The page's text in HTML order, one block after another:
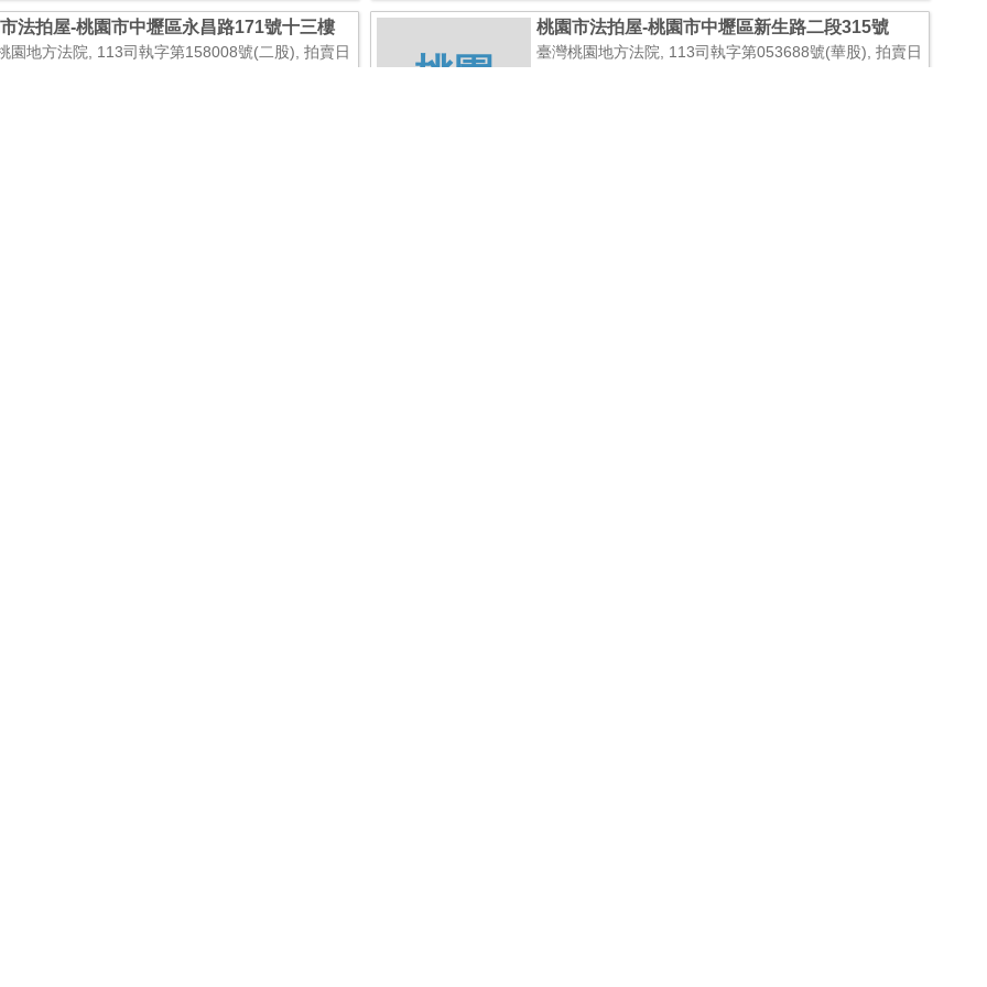
法拍屋-桃園市中壢區永昌路171號十三樓
園地方法院, 113司執字第158008號(二股), 拍賣日
桃園
桃園市法拍屋-桃園市中壢區新生路二段315號
臺灣桃園地方法院, 113司執字第053688號(華股), 拍賣日